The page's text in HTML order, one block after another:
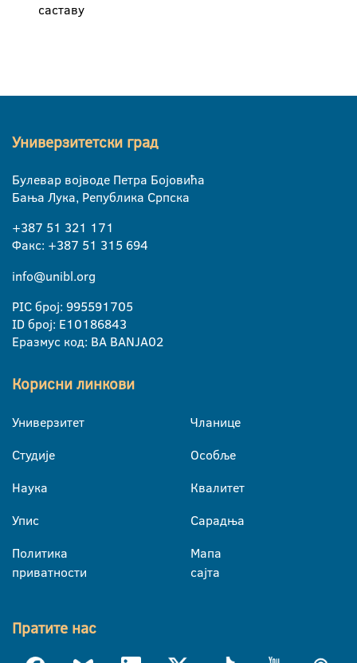
саставу
Универзитетски град
Булевар војводе Петра Бојовића
Бања Лука, Република Српска
+387 51 321 171
Факс: +387 51 315 694
info@unibl.org
PIC број: 995591705
ID број: E10186843
Еразмус код: BA BANJA02
Корисни линкови
Универзитет
Студије
Наука
Упис
Политика
приватности
Чланице
Особље
Квалитет
Сарадња
Мапа
сајта
Пратите нас